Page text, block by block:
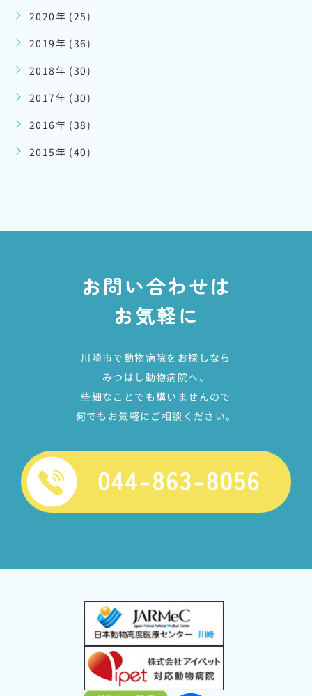
2020年 (25)
2019年 (36)
2018年 (30)
2017年 (30)
2016年 (38)
2015年 (40)
お問い合わせは
お気軽に
川崎市で動物病院をお探しなら
みつはし動物病院へ、
些細なことでも構いませんので
何でもお気軽にご相談ください。